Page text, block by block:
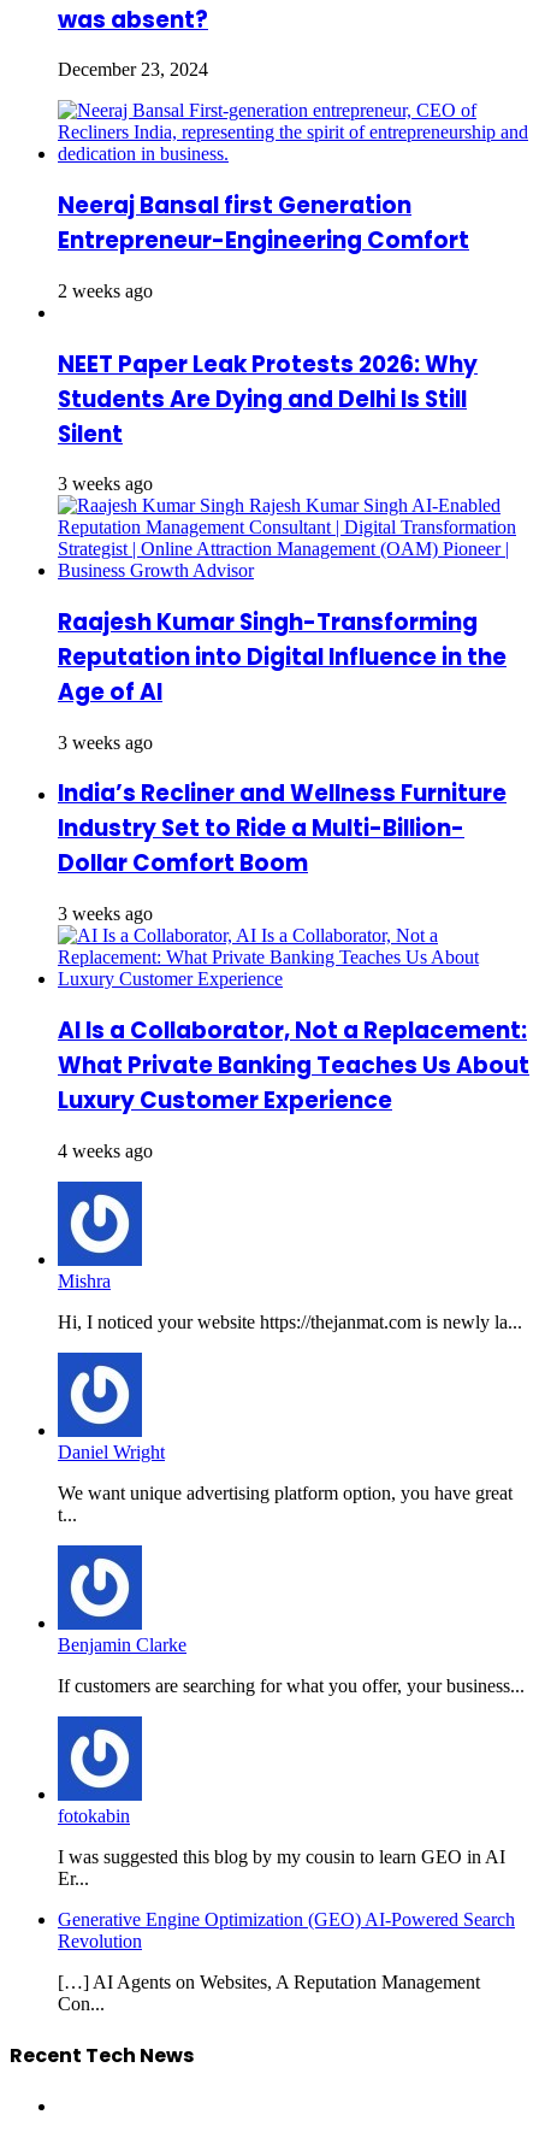
was absent?
December 23, 2024
Neeraj Bansal first Generation
Entrepreneur-Engineering Comfort
2 weeks ago
NEET Paper Leak Protests 2026: Why
Students Are Dying and Delhi Is Still
Silent
3 weeks ago
Raajesh Kumar Singh-Transforming
Reputation into Digital Influence in the
Age of AI
3 weeks ago
India’s Recliner and Wellness Furniture
Industry Set to Ride a Multi-Billion-
Dollar Comfort Boom
3 weeks ago
AI Is a Collaborator, Not a Replacement:
What Private Banking Teaches Us About
Luxury Customer Experience
4 weeks ago
Mishra
Hi, I noticed your website https://thejanmat.com is newly la...
Daniel Wright
We want unique advertising platform option, you have great
t...
Benjamin Clarke
If customers are searching for what you offer, your business...
fotokabin
I was suggested this blog by my cousin to learn GEO in AI
Er...
Generative Engine Optimization (GEO) AI-Powered Search
Revolution
[…] AI Agents on Websites, A Reputation Management
Con...
Recent Tech News